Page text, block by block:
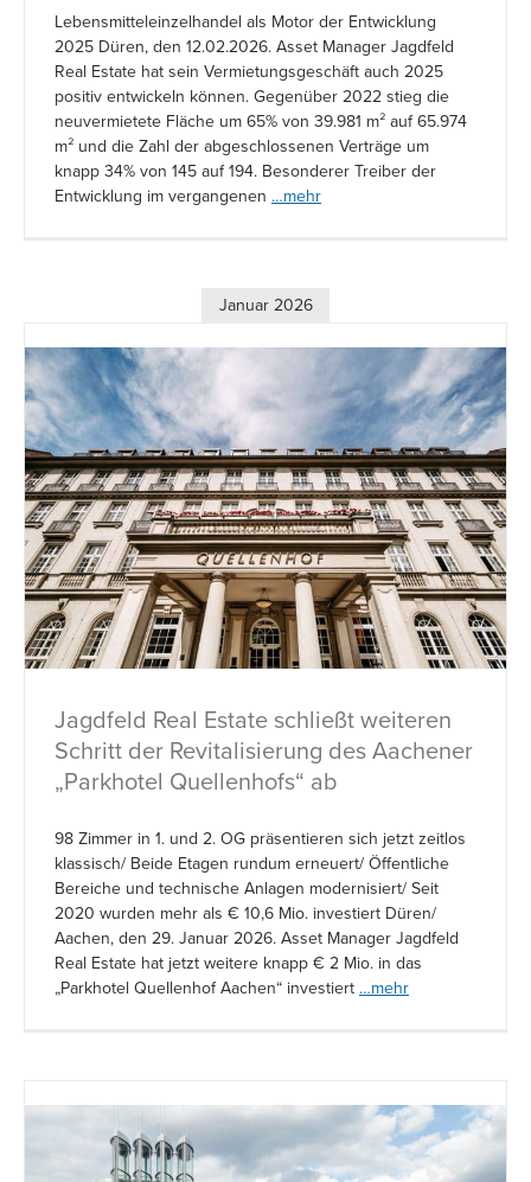
Lebensmitteleinzelhandel als Motor der Entwicklung
2025 Düren, den 12.02.2026. Asset Manager Jagdfeld
Real Estate hat sein Vermietungsgeschäft auch 2025
positiv entwickeln können. Gegenüber 2022 stieg die
neuvermietete Fläche um 65% von 39.981 m² auf 65.974
m² und die Zahl der abgeschlossenen Verträge um
knapp 34% von 145 auf 194. Besonderer Treiber der
Entwicklung im vergangenen …mehr
Januar 2026
Jagdfeld Real Estate schließt weiteren
Schritt der Revitalisierung des Aachener
„Parkhotel Quellenhofs“ ab
98 Zimmer in 1. und 2. OG präsentieren sich jetzt zeitlos
klassisch/ Beide Etagen rundum erneuert/ Öffentliche
Bereiche und technische Anlagen modernisiert/ Seit
2020 wurden mehr als € 10,6 Mio. investiert Düren/
Aachen, den 29. Januar 2026. Asset Manager Jagdfeld
Real Estate hat jetzt weitere knapp € 2 Mio. in das
„Parkhotel Quellenhof Aachen“ investiert …mehr